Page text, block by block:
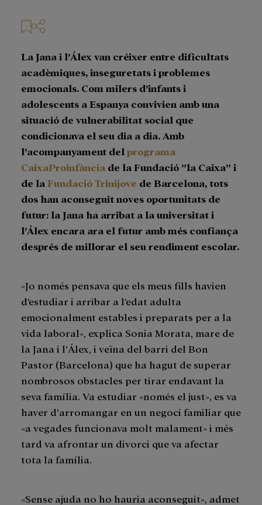
La Jana i l’Álex van créixer entre dificultats
acadèmiques, inseguretats i problemes
emocionals. Com milers d’infants i
adolescents a Espanya convivien amb una
situació de vulnerabilitat social que
condicionava el seu dia a dia. Amb
l’acompanyament del programa
CaixaProinfància de la Fundació ”la Caixa” i
de la Fundació Trinijove de Barcelona, tots
dos han aconseguit noves oportunitats de
futur: la Jana ha arribat a la universitat i
l’Álex encara ara el futur amb més confiança
després de millorar el seu rendiment escolar.
«Jo només pensava que els meus fills havien
d’estudiar i arribar a l’edat adulta
emocionalment estables i preparats per a la
vida laboral», explica Sonia Morata, mare de
la Jana i l’Álex, i veïna del barri del Bon
Pastor (Barcelona) que ha hagut de superar
nombrosos obstacles per tirar endavant la
seva família. Va estudiar «només el just», es va
haver d’arromangar en un negoci familiar que
«a vegades funcionava molt malament» i més
tard va afrontar un divorci que va afectar
tota la família.
«Sense ajuda no ho hauria aconseguit», admet